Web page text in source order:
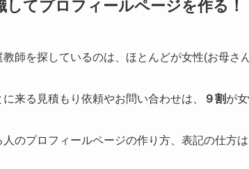
してプロフィールページを作る！
教師を探しているのは、ほとんどが女性(お母さ
来る見積もり依頼やお問い合わせは、 ９割が
人のプロフィールページの作り方、表記の仕方